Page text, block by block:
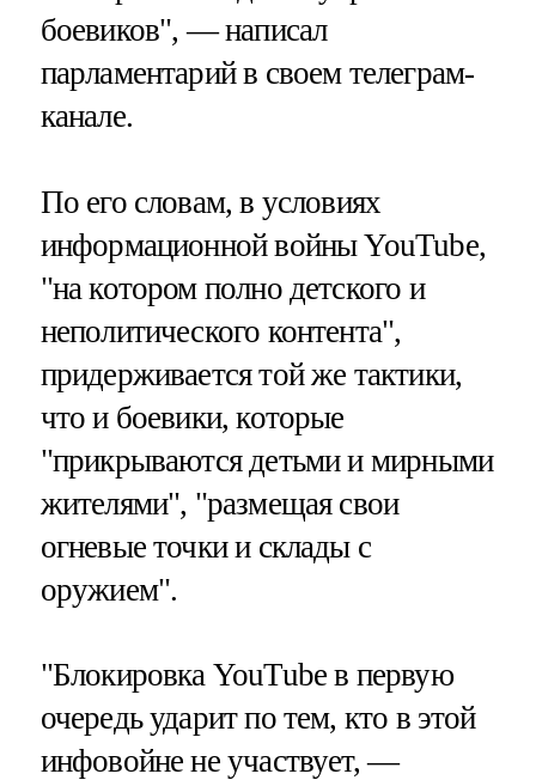
боевиков", — написал
парламентарий в своем телеграм-
канале.
По его словам, в условиях
информационной войны YouTube,
"на котором полно детского и
неполитического контента",
придерживается той же тактики,
что и боевики, которые
"прикрываются детьми и мирными
жителями", "размещая свои
огневые точки и склады с
оружием".
"Блокировка YouTube в первую
очередь ударит по тем, кто в этой
инфовойне не участвует, —